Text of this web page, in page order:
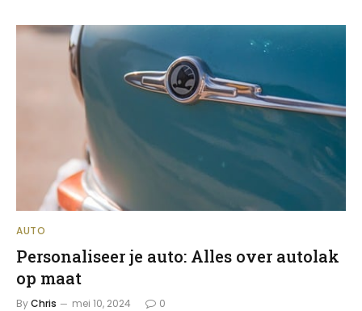
AUTO
Personaliseer je auto: Alles over autolak
op maat
ByChris mei 10, 2024 0